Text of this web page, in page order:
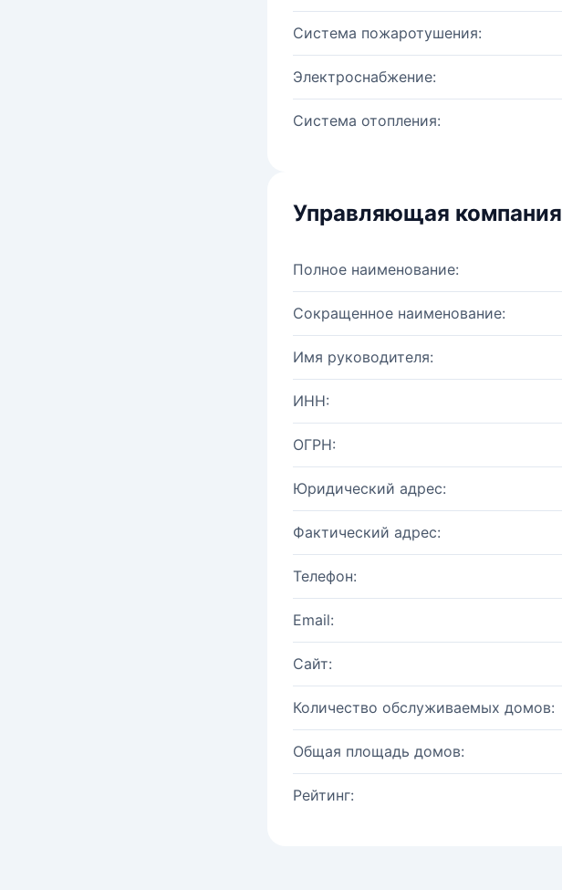
Система пожаротушения:
Электроснабжение:
Система отопления:
Управляющая компания
Полное наименование:
Сокращенное наименование:
Имя руководителя:
ИНН:
ОГРН:
Юридический адрес:
Фактический адрес:
Телефон:
Email:
Сайт:
Количество обслуживаемых домов:
Общая площадь домов:
Рейтинг: